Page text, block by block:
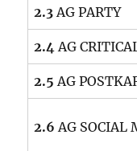
2.3AG PARTY
2.4AG
2.5 AG
2.6 AG SOCIAL